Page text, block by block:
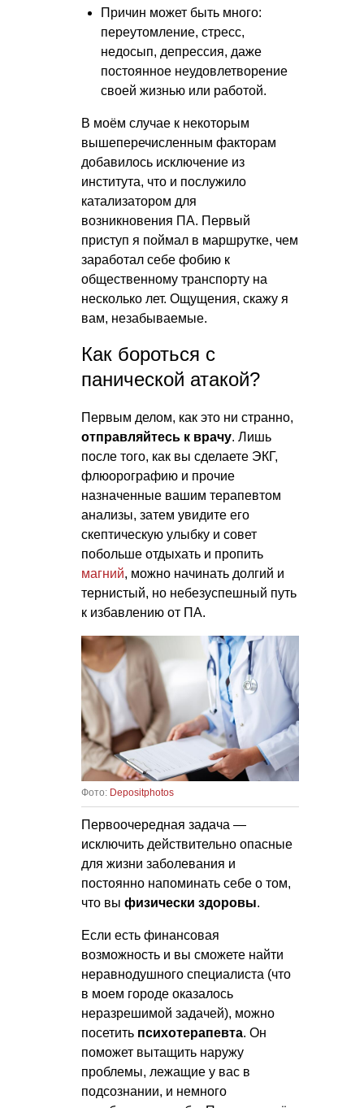
Причин может быть много:
переутомление, стресс,
недосып, депрессия, даже
постоянное неудовлетворение
своей жизнью или работой.
В моём случае к некоторым
вышеперечисленным факторам
добавилось исключение из
института, что и послужило
катализатором для
возникновения ПА. Первый
приступ я поймал в маршрутке, чем
заработал себе фобию к
общественному транспорту на
несколько лет. Ощущения, скажу я
вам, незабываемые.
Как бороться с
панической атакой?
Первым делом, как это ни странно,
отправляйтесь к врачу. Лишь
после того, как вы сделаете ЭКГ,
флюорографию и прочие
назначенные вашим терапевтом
анализы, затем увидите его
скептическую улыбку и совет
побольше отдыхать и пропить
магний, можно начинать долгий и
тернистый, но небезуспешный путь
к избавлению от ПА.
Фото: Depositphotos
Первоочередная задача —
исключить действительно опасные
для жизни заболевания и
постоянно напоминать себе о том,
что вы физически здоровы.
Если есть финансовая
возможность и вы сможете найти
неравнодушного специалиста (что
в моем городе оказалось
неразрешимой задачей), можно
посетить психотерапевта. Он
поможет вытащить наружу
проблемы, лежащие у вас в
подсознании, и немного